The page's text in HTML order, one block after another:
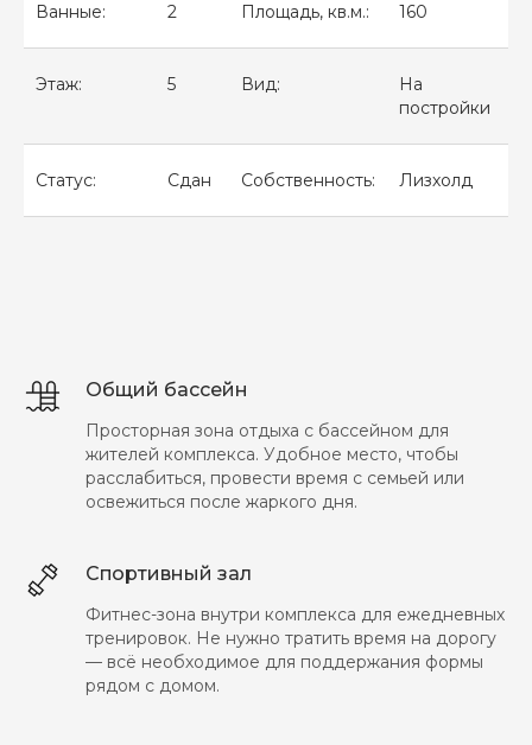
Ванные: 2 Площадь, кв.м.: 160
Этаж: 5 Вид:
На
постройки
Статус: Сдан Собственность: Лизхолд
Общий бассейн
Просторная зона отдыха с бассейном для
жителей комплекса. Удобное место, чтобы
расслабиться, провести время с семьей или
освежиться после жаркого дня.
Спортивный зал
Фитнес-зона внутри комплекса для ежедневных
тренировок. Не нужно тратить время на дорогу
— всё необходимое для поддержания формы
рядом с домом.